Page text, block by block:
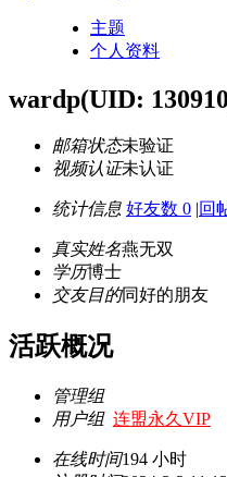
主题
个人资料
wardp(UID:
邮箱状态未验证
视频认证未认证
统计信息 好友数 0 |回
真实姓名燕无双
学历博士
交友目的同好的朋友
活跃概况
管理组
用户组 连盟永久VIP
在线时间194 小时